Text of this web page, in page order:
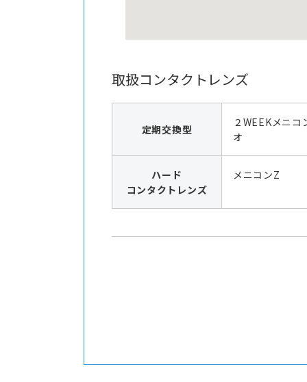
取扱コンタクトレンズ
定期交換型
２WEEKメニ
オ
ハード
コンタクトレンズ
メニコンZ